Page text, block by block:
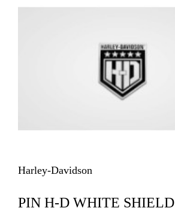
Harley-Davidson
PIN H-D WHITE SHIELD